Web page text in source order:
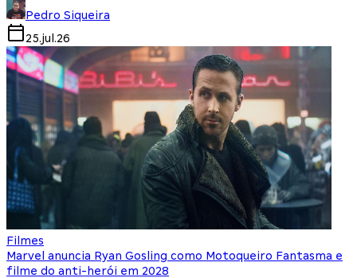
Pedro Siqueira
25.jul.26
Filmes
Marvel anuncia Ryan Gosling como Motoqueiro Fantasma e
filme do anti-herói em 2028